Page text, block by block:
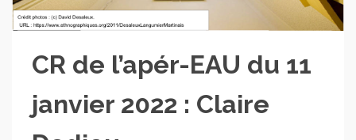
CR de l’apér-EAU du 11
janvier 2022 : Claire